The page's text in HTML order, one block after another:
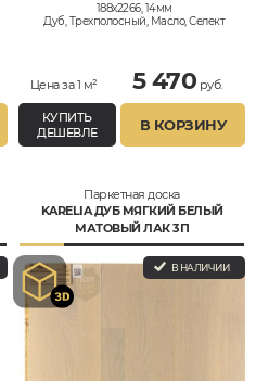
188x2266, 14мм
Дуб, Трехполосный, Масло, Селект
Цена за 1 м² 5 470 руб.
КУПИТЬ
ДЕШЕВЛЕ
В КОРЗИНУ
Паркетная доска
KARELIA ДУБ МЯГКИЙ БЕЛЫЙ
МАТОВЫЙ ЛАК 3П
В НАЛИЧИИ